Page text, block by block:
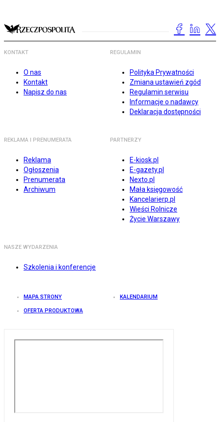
KONTAKT
O nas
Kontakt
Napisz do nas
REGULAMIN
Polityka Prywatności
Zmiana ustawień zgód
Regulamin serwisu
Informacje o nadawcy
Deklaracja dostępności
REKLAMA I PRENUMERATA
Reklama
Ogłoszenia
Prenumerata
Archiwum
PARTNERZY
E-kiosk.pl
E-gazety.pl
Nexto.pl
Mała księgowość
Kancelarierp.pl
Wieści Rolnicze
Życie Warszawy
NASZE WYDARZENIA
Szkolenia i konferencje
MAPA STRONY KALENDARIUM
OFERTA PRODUKTOWA